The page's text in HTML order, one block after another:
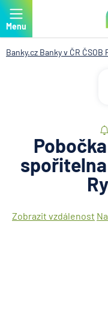
Menu
Banky.cz Banky v ČR ČSOB
Zobrazit vzdálenost